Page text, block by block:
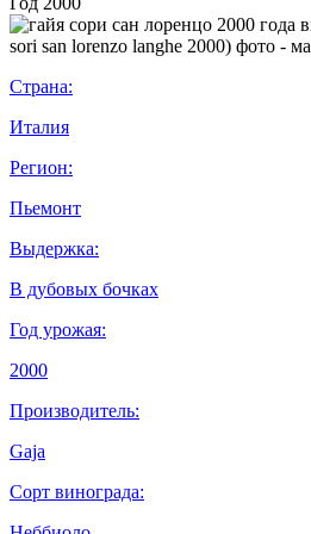
Страна:
Италия
Регион:
Пьемонт
Выдержка:
В дубовых бочках
Год урожая:
2000
Производитель:
Gaja
Сорт винограда: